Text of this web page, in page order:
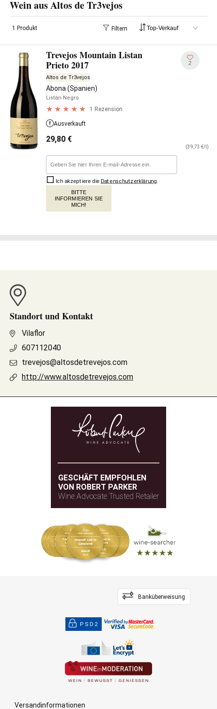
Wein aus Altos de Tr3vejos
1 Produkt Filtern
Trevejos Mountain Listan
Prieto 2017
Altos de Tr3vejos
Abona (Spanien)
Listán Negro
1 Rezension
2
Ausverkauft
29,80 €
(39,73 €/l)
Ich akzeptiere die Datenschutzerklärung
BITTE
INFORMIEREN SIE
MICH!
Standort und Kontakt
Vilaflor
607112040
trevejos@altosdetrevejos.com
http://www.altosdetrevejos.com
GESCHÄFT EMPFOHLEN
VON ROBERT PARKER
Wine Advocate Trusted Retailer
Banküberweisung
PSD2
Versandinformationen